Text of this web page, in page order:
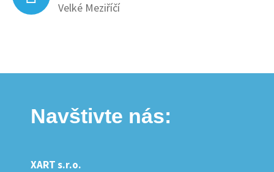
Velké Meziříčí
Navštivte nás:
XART s.r.o.